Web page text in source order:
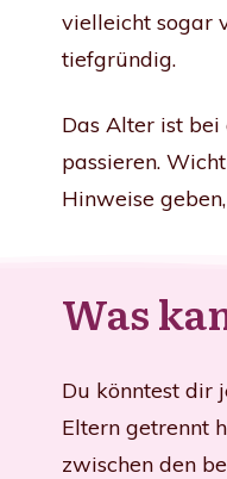
vielleicht sogar
tiefgründig.
Das Alter ist bei
passieren.
Hinweise
Was
Du könntest dir
Eltern getrennt
zwischen den